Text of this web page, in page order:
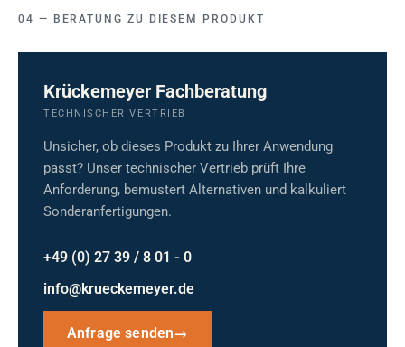
BERATUNG ZU DIESEM PRODUKT
Krückemeyer Fachberatung
TECHNISCHER VERTRIEB
Unsicher, ob dieses Produkt zu Ihrer Anwendung
passt? Unser technischer Vertrieb prüft Ihre
Anforderung, bemustert Alternativen und kalkuliert
Sonderanfertigungen.
+49 (0) 27 39 / 8 01 - 0
info@krueckemeyer.de
Anfrage senden→